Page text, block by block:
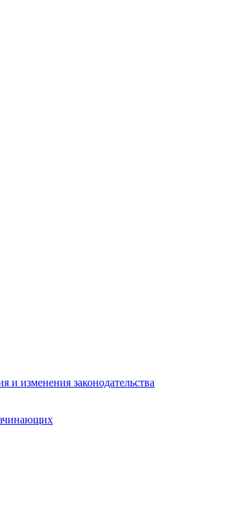
и изменения законодательства